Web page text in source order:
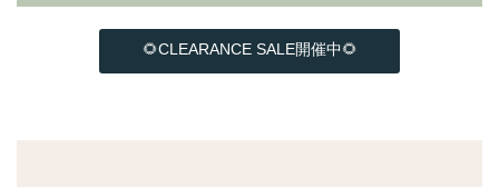
🌻CLEARANCE SALE開催中🌻